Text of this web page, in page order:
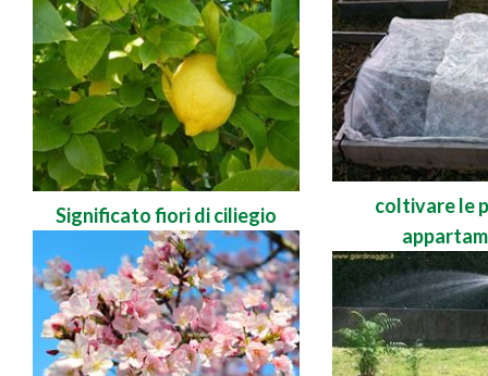
Significato fiori di ciliegio
coltivare le